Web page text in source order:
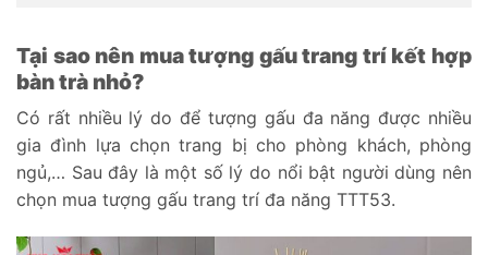
Tại sao nên mua tượng gấu trang trí kết hợp
bàn trà nhỏ?
Có rất nhiều lý do để tượng gấu đa năng được nhiều
gia đình lựa chọn trang bị cho phòng khách, phòng
ngủ,… Sau đây là một số lý do nổi bật người dùng nên
chọn mua tượng gấu trang trí đa năng TTT53.